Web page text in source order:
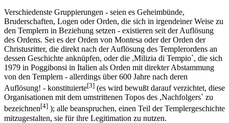
Verschiedenste Gruppierungen - seien es Geheimbünde,
Bruderschaften, Logen oder Orden, die sich in irgendeiner Weise zu
den Templern in Beziehung setzen - existieren seit der Auflösung
des Ordens. Sei es der Orden von Montesa oder der Orden der
Christusritter, die direkt nach der Auflösung des Templerordens an
dessen Geschichte anknüpfen, oder die ,Milizia di Tempio`, die sich
1979 in Poggibonsi in Italien als Orden mit direkter Abstammung
von den Templern - allerdings über 600 Jahre nach deren
Auflösung! - konstituierte[3] (es wird bewußt darauf verzichtet, diese
Organisationen mit dem umstrittenen Topos des ,Nachfolgers` zu
bezeichnen[4] ); alle beanspruchen, einen Teil der Templergeschichte
mitzugestalten, sie für ihre Legitimation zu nutzen.